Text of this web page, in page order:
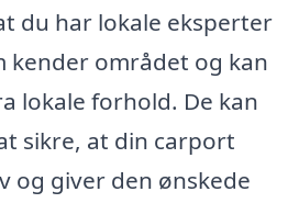
du har lokale eksperter
kender området og kan
lokale forhold. De kan
sikre, at din carport
og giver den ønskede